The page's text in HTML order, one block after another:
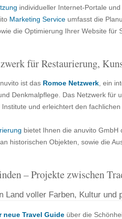
individueller Internet-Portale
Marketing Serviceumfasst die
die Optimierung Ihrer Website für
für Restaurierung,
ist das Romoe Netzwerk, ein
Denkmalpflege. Das Netzwerk
Institute und erleichtert den
bietet Ihnen die anuvito
historischen Objekten, sowie die
– Projekte zwischen
Land voller Farben, Kultur und
neue Travel Guideüber die